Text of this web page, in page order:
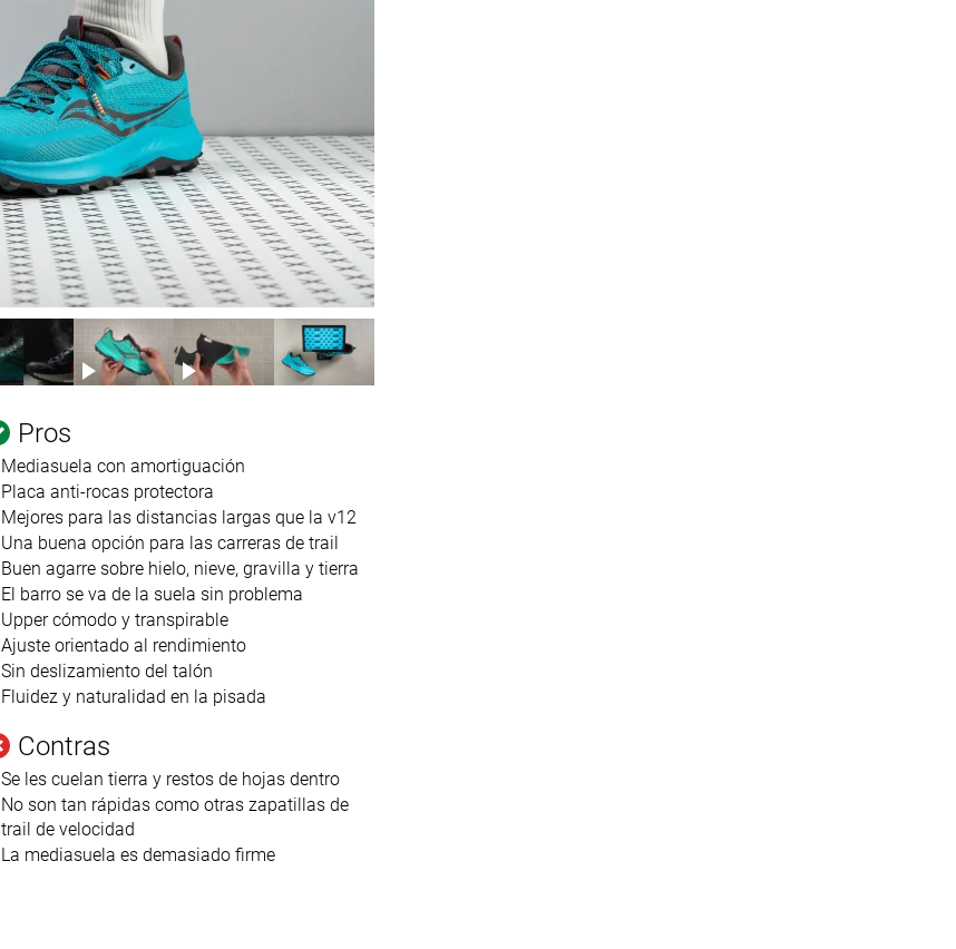
Pros
Mediasuela con amortiguación
Placa anti-rocas protectora
Mejores para las distancias largas que la v12
Una buena opción para las carreras de trail
Buen agarre sobre hielo, nieve, gravilla y tierra
El barro se va de la suela sin problema
Upper cómodo y transpirable
Ajuste orientado al rendimiento
Sin deslizamiento del talón
Fluidez y naturalidad en la pisada
Contras
Se les cuelan tierra y restos de hojas dentro
No son tan rápidas como otras zapatillas de
trail de velocidad
La mediasuela es demasiado firme